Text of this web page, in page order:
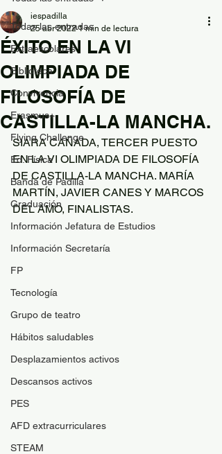
Todas las entradas
Extraescolares
Biblioteca
Convivencia
Erasmus+
Flying Challenge
Ed. Física
Banda de Padilla
Graduación
Información Jefatura de Estudios
Información Secretaría
FP
Tecnología
Grupo de teatro
Hábitos saludables
Desplazamientos activos
Descansos activos
PES
AFD extracurriculares
STEAM
ÉXITO EN LA VI
OLIMPIADA DE
FILOSOFÍA DE
CASTILLA-LA MANCHA.
iespadilla
25 abr 2022 1 min de lectura
SIARA CAÑADA, TERCER PUESTO
EN LA VI OLIMPIADA DE FILOSOFÍA
DE CASTILLA-LA MANCHA. MARÍA
MARTÍN, JAVIER CANES Y MARCOS
DEL AMO, FINALISTAS.